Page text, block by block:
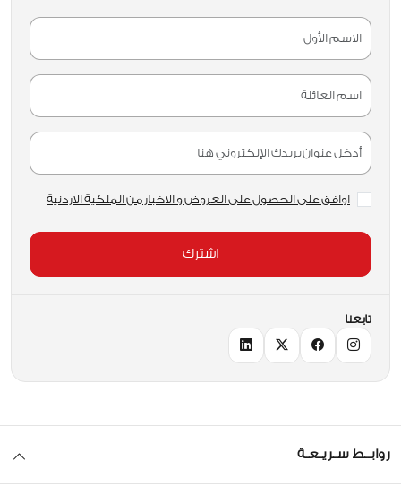
روابــط سـريـعـة
اوافق على الحصول على العروض و الاخبار من الملكية الاردنية
اشترك
تابعنا